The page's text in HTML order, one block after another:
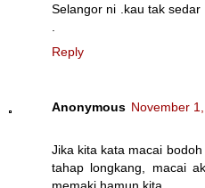
Selangor ni .kau tak
Reply
Anonymous November
Jika kita kata macai
tahap longkang, macai
memaki hamun kita.